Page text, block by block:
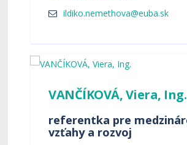
VANČÍKOVÁ, Viera, Ing.
referentka pre
vzťahy a rozvoj